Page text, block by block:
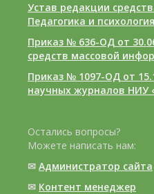
Устав редакции
Педагогика и
Приказ № 636-ОД от
средств массовой
Приказ № 1097-ОД от
научных журналов НИУ
Остались вопросы?
Можете написать нам:
✉ Администратор сайта
✉ Контент менеджер